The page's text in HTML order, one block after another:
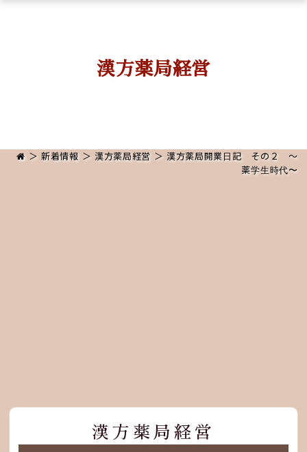
漢方薬局経営
＞新着情報＞ 漢方薬局経営 ＞ 漢方薬局開業日記 その２ 〜
薬学生時代〜
漢方薬局経営